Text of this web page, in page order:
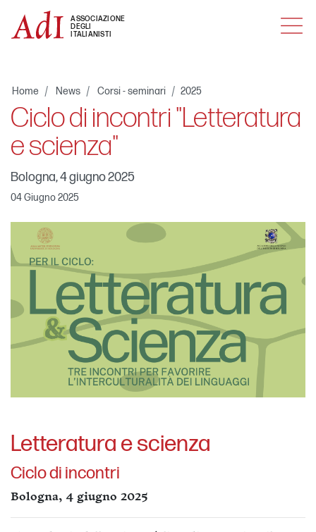
ASSOCIAZIONE
DEGLI
ITALIANISTI
MENU
Home News Corsi - seminari 2025
Ciclo di incontri "Letteratura
e scienza"
Bologna, 4 giugno 2025
04 Giugno 2025
Letteratura e scienza
Ciclo di incontri
Bologna, 4 giugno 2025